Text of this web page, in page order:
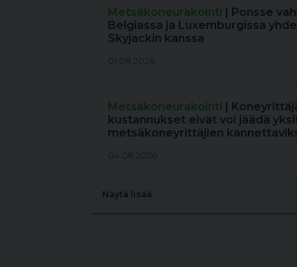
Metsäkoneurakointi | Ponsse
Belgiassa ja Luxemburgissa
Skyjackin kanssa
01.08.2026
Metsäkoneurakointi |
kustannukset eivät voi jäädä
metsäkoneyrittäjien
04.08.2026
Näytä lisää